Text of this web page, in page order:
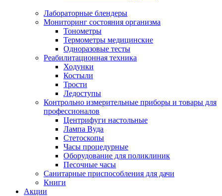
Лабораторные блендеры
Мониторинг состояния организма
Тонометры
Термометры медицинские
Одноразовые тесты
Реабилитационная техника
Ходунки
Костыли
Трости
Ледоступы
Контрольно измерительные приборы и товары для
профессионалов
Центрифуги настольные
Лампа Вуда
Стетоскопы
Часы процедурные
Оборудование для поликлиник
Песочные часы
Санитарные приспособления для дачи
Книги
Акции